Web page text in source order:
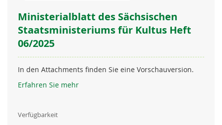
Ministerialblatt des Sächsischen
Staatsministeriums für Kultus Heft
06/2025
In den Attachments finden Sie eine Vorschauversion.
Erfahren Sie mehr
Verfügbarkeit